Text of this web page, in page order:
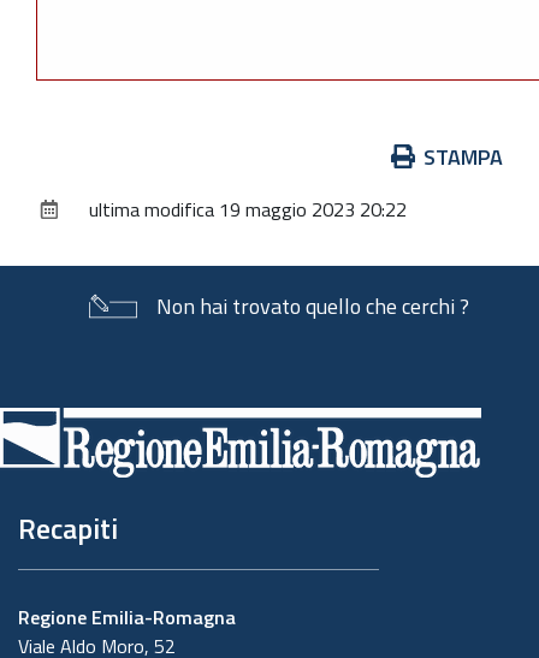
documento
STAMPA
ultima modifica 19 maggio 2023 20:22
Non hai trovato quello che cerchi ?
di
pagina
Recapiti
Regione Emilia-Romagna
Viale Aldo Moro, 52